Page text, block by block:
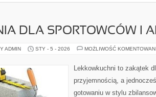
DLA SPORTOWCÓW I
ADMIN STY - 5 - 2026 MOŻLIWOŚĆ
Lekkowkuchni to zakątek
przyjemnością, a
gotowaniu w stylu